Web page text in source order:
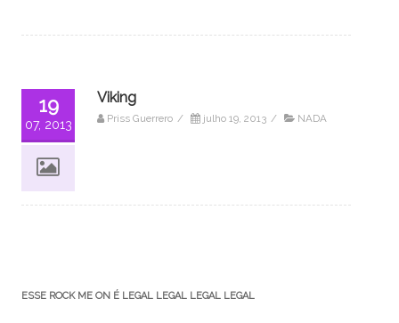
19
07, 2013
Viking
Priss Guerrero / julho 19, 2013 / NADA
ESSE ROCK ME ON É LEGAL LEGAL LEGAL LEGAL